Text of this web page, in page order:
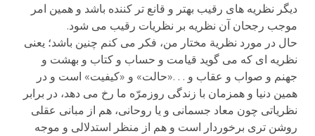
دیگر نظریه های رقیب بهتر و قانع تر کننده باشد و همین امر
موجب رجحان آن نظریه بر نظریات رقیب می شود.
حال در مورد نظریة مختار من، فکر می کنم چنین باشد؛ یعنی
نظریه ای که می گوید قیامت و حساب و کتاب و بهشت و
جهنم و صواب و عقاب و . . .«حالت» و «کیفیت» است و در
همین دنیا و همزمان با زندگی روزمرّه ما رخ می دهد، در برابر
نظریاتی چون معاد جسمانی و یا روحانی، هم از مبانی عقلی
روشن تری برخوردار است و هم از منظر استدلالی و موجه